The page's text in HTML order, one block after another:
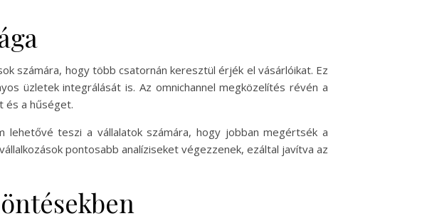
számára, hogy több csatornán keresztül érjék el vásárlóikat. Ez
üzletek integrálását is. Az omnichannel megközelítés révén a
és a hűséget.
teszi a vállalatok számára, hogy jobban megértsék a
pontosabb analíziseket végezzenek, ezáltal javítva az